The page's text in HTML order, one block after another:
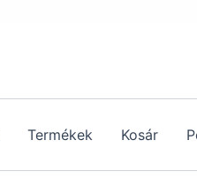
Termékek Kosár